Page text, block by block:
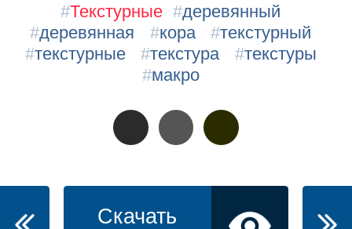
#Текстурные #деревянный
#деревянная #кора #текстурный
#текстурные #текстура #текстуры
#макро
Скачать